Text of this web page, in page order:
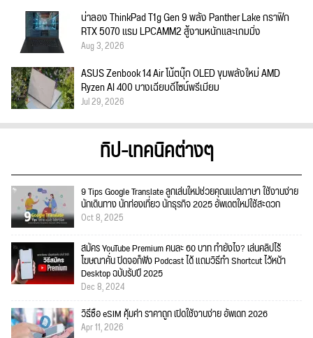
น่าลอง ThinkPad T1g Gen 9 พลัง Panther Lake กราฟิก
RTX 5070 แรม LPCAMM2 สู้งานหนักและเกมมิ่ง
Aug 3, 2026
ASUS Zenbook 14 Air โน้ตบุ๊ก OLED ขุมพลังใหม่ AMD
Ryzen AI 400 บางเฉียบดีไซน์พรีเมียม
Jul 29, 2026
ทิป-เทคนิคต่างๆ
9 Tips Google Translate ลูกเล่นใหม่ช่วยคุณแปลภาษา ใช้งานง่าย
นักเดินทาง นักท่องเที่ยว นักธุรกิจ 2025 อัพเดตใหม่ใช้สะดวก
Oct 8, 2025
สมัคร YouTube Premium คนละ 60 บาท ทำยังไง? เล่นคลิปไร้
โฆษณาคั่น ปิดจอก็ฟัง Podcast ได้ แถมวิธีทำ Shortcut ไว้หน้า
Desktop ฉบับรับปี 2025
Dec 8, 2024
วิธีซื้อ eSIM คุ้มค่า ราคาถูก เปิดใช้งานง่าย อัพเดท 2026
Apr 11, 2026